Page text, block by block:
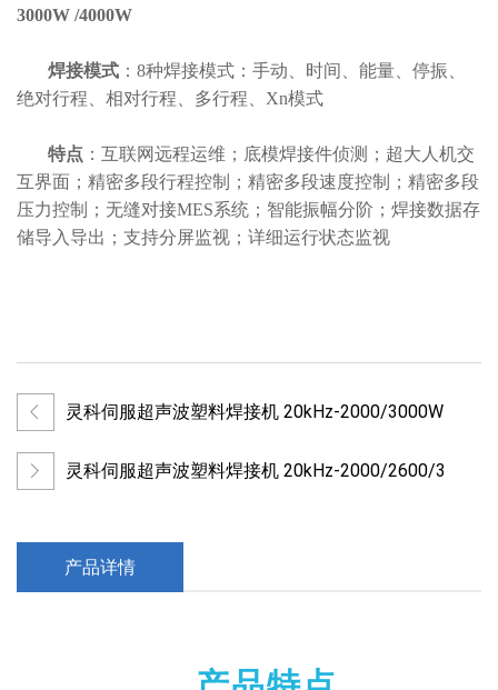
3000W /4000W
焊接模式 ：8种焊接模式：手动、时间、能量、停振、
绝对行程、相对行程、多行程、Xn模式
特点 ： 互联网远程运维；底模焊接件侦测；超大人机交
互界面；精密多段行程控制；精密多段速度控制；精密多段
压力控制；无缝对接MES系统；智能振幅分阶；焊接数据存
储导入导出；支持分屏监视；详细运行状态监视
灵科伺服超声波塑料焊接机 20kHz-2000/3000W
灵科伺服超声波塑料焊接机 20kHz-2000/2600/3
产品详情